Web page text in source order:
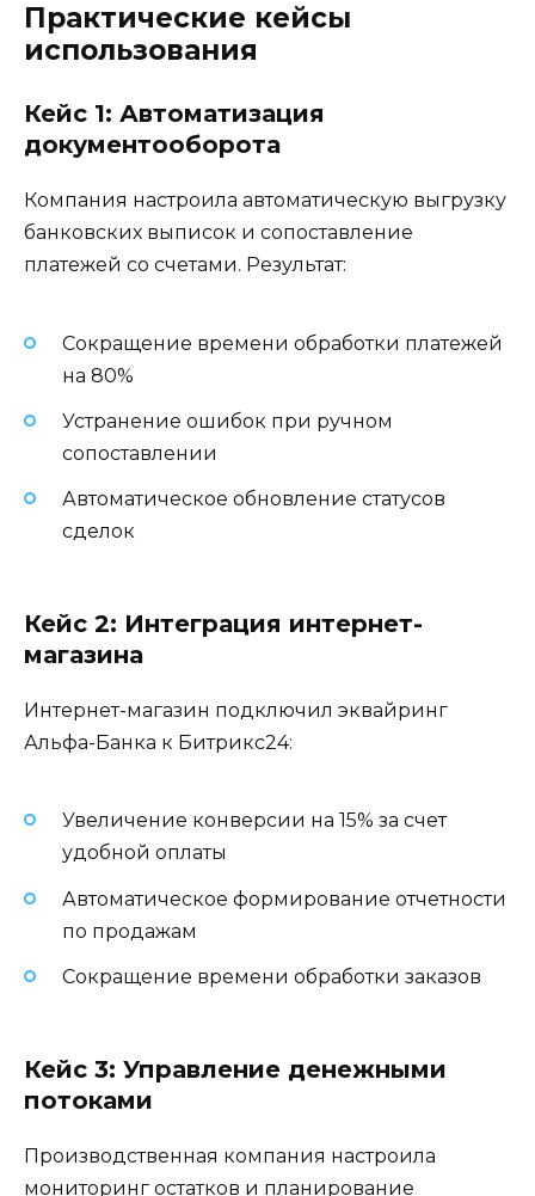
Практические кейсы
использования
Кейс 1: Автоматизация
документооборота
Компания настроила автоматическую выгрузку
банковских выписок и сопоставление
платежей со счетами. Результат:
Сокращение времени обработки платежей
на 80%
Устранение ошибок при ручном
сопоставлении
Автоматическое обновление статусов
сделок
Кейс 2: Интеграция интернет-
магазина
Интернет-магазин подключил эквайринг
Альфа-Банка к Битрикс24:
Увеличение конверсии на 15% за счет
удобной оплаты
Автоматическое формирование отчетности
по продажам
Сокращение времени обработки заказов
Кейс 3: Управление денежными
потоками
Производственная компания настроила
мониторинг остатков и планирование